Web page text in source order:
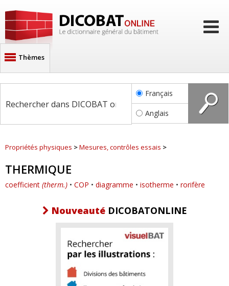
Thèmes
Architecture
Description des bâtiments
Sols, infrastructures
Maçonnerie
Charpente
Couverture, étanchéité
Revêtements intérieurs
Français
Anglais
Propriétés physiques >Mesures, contrôles essais >
THERMIQUE
coefficient (therm.) • COP • diagramme • isotherme • rorifère
Nouveauté DICOBATONLINE